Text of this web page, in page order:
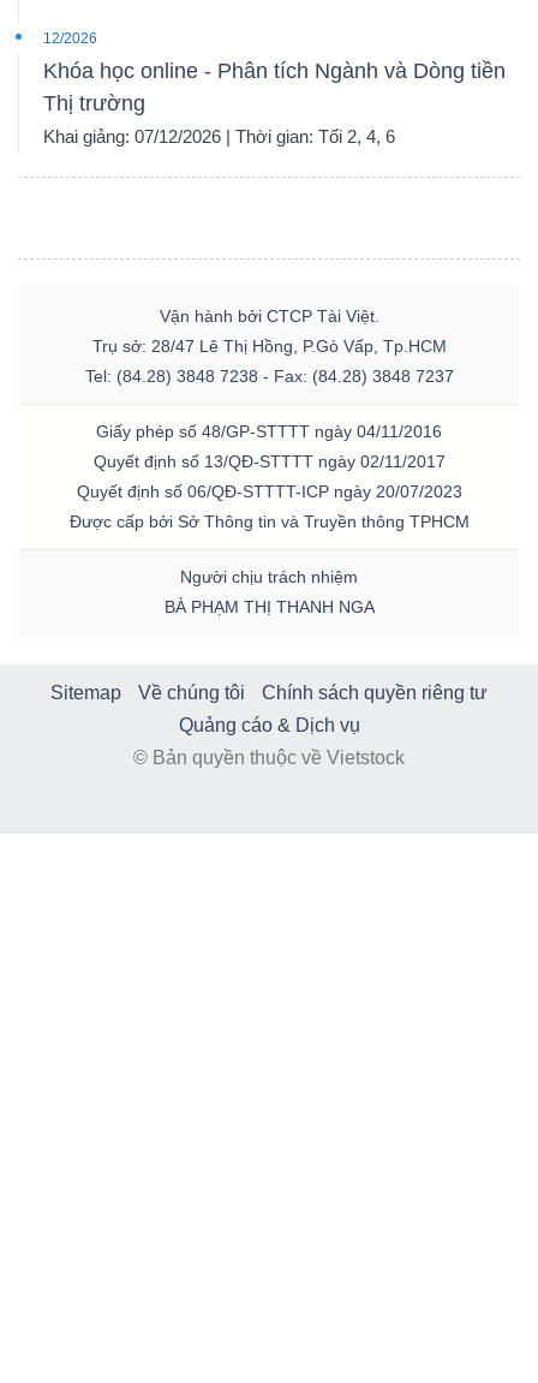
12/2026
Khóa học online - Phân tích Ngành và Dòng tiền
Thị trường
Khai giảng: 07/12/2026 | Thời gian: Tối 2, 4, 6
Vận hành bởi CTCP Tài Việt.
Trụ sở: 28/47 Lê Thị Hồng, P.Gò Vấp, Tp.HCM
Tel: (84.28) 3848 7238 - Fax: (84.28) 3848 7237
Giấy phép số 48/GP-STTTT ngày 04/11/2016
Quyết định số 13/QĐ-STTTT ngày 02/11/2017
Quyết định số 06/QĐ-STTTT-ICP ngày 20/07/2023
Được cấp bởi Sở Thông tin và Truyền thông TPHCM
Người chịu trách nhiệm
BÀ PHẠM THỊ THANH NGA
Sitemap Về chúng tôi
Chính sách quyền riêng tư
Quảng cáo & Dịch vụ
© Bản quyền thuộc về Vietstock